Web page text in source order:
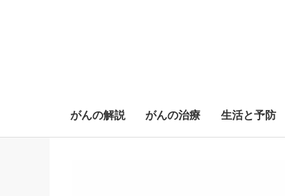
がんの解説 がんの治療 生活と予防